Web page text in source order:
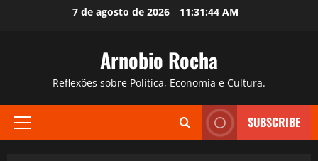
7 de agosto de 2026 11:31:45 AM
Arnobio Rocha
Reflexões sobre Política, Economia e Cultura.
Primary
SUBSCRIBE